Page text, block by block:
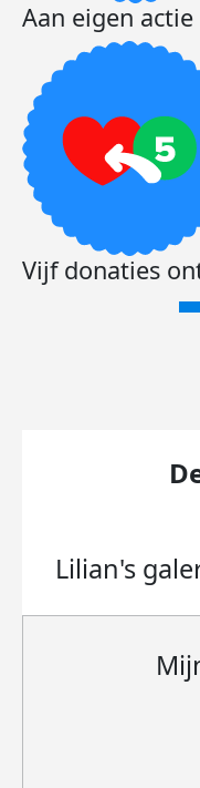
Aan eigen
Vijf donaties
Lilian's